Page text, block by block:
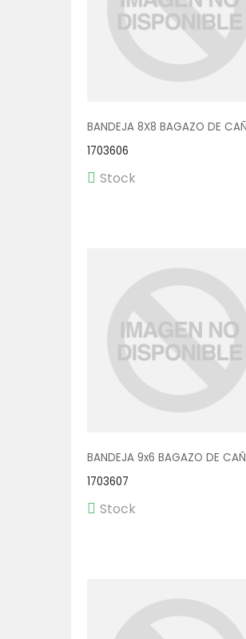
BANDEJA 8X8 BAGAZO DE
1703606
Stock
BANDEJA 9x6 BAGAZO DE
1703607
Stock